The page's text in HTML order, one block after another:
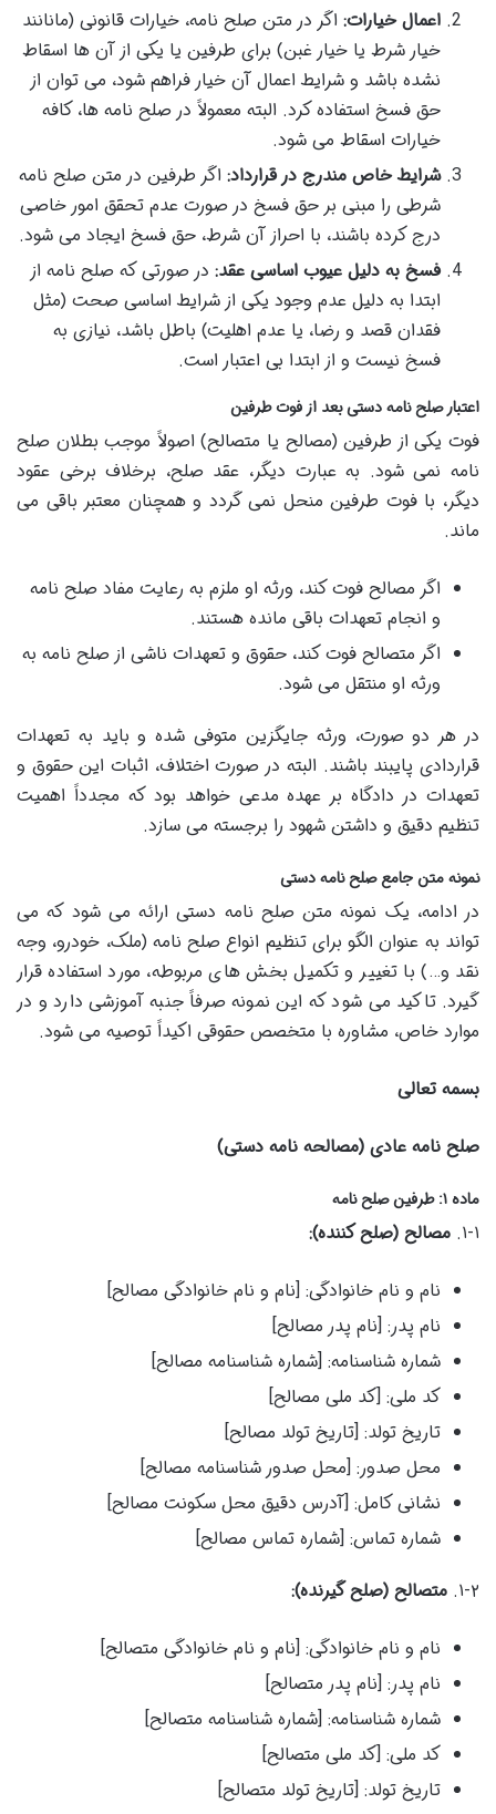
اعمال خیارات: اگر در متن صلح نامه، خیارات قانونی (مانانند
خیار شرط یا خیار غبن) برای طرفین یا یکی از آن ها اسقاط
نشده باشد و شرایط اعمال آن خیار فراهم شود، می توان از
حق فسخ استفاده کرد. البته معمولاً در صلح نامه ها، کافه
خیارات اسقاط می شود.
شرایط خاص مندرج در قرارداد: اگر طرفین در متن صلح نامه
شرطی را مبنی بر حق فسخ در صورت عدم تحقق امور خاصی
درج کرده باشند، با احراز آن شرط، حق فسخ ایجاد می شود.
فسخ به دلیل عیوب اساسی عقد: در صورتی که صلح نامه از
ابتدا به دلیل عدم وجود یکی از شرایط اساسی صحت (مثل
فقدان قصد و رضا، یا عدم اهلیت) باطل باشد، نیازی به
فسخ نیست و از ابتدا بی اعتبار است.
اعتبار صلح نامه دستی بعد از فوت طرفین
فوت یکی از طرفین (مصالح یا متصالح) اصولاً موجب بطلان صلح
نامه نمی شود. به عبارت دیگر، عقد صلح، برخلاف برخی عقود
دیگر، با فوت طرفین منحل نمی گردد و همچنان معتبر باقی می
ماند.
اگر مصالح فوت کند، ورثه او ملزم به رعایت مفاد صلح نامه
و انجام تعهدات باقی مانده هستند.
اگر متصالح فوت کند، حقوق و تعهدات ناشی از صلح نامه به
ورثه او منتقل می شود.
در هر دو صورت، ورثه جایگزین متوفی شده و باید به تعهدات
قراردادی پایبند باشند. البته در صورت اختلاف، اثبات این حقوق و
تعهدات در دادگاه بر عهده مدعی خواهد بود که مجدداً اهمیت
تنظیم دقیق و داشتن شهود را برجسته می سازد.
نمونه متن جامع صلح نامه دستی
در ادامه، یک نمونه متن صلح نامه دستی ارائه می شود که می
تواند به عنوان الگو برای تنظیم انواع صلح نامه (ملک، خودرو، وجه
نقد و…) با تغییر و تکمیل بخش های مربوطه، مورد استفاده قرار
گیرد. تاکید می شود که این نمونه صرفاً جنبه آموزشی دارد و در
موارد خاص، مشاوره با متخصص حقوقی اکیداً توصیه می شود.
بسمه تعالی
صلح نامه عادی (مصالحه نامه دستی)
ماده ۱: طرفین صلح نامه
۱-۱. مصالح (صلح کننده):
نام و نام خانوادگی: [نام و نام خانوادگی مصالح]
نام پدر: [نام پدر مصالح]
شماره شناسنامه: [شماره شناسنامه مصالح]
کد ملی: [کد ملی مصالح]
تاریخ تولد: [تاریخ تولد مصالح]
محل صدور: [محل صدور شناسنامه مصالح]
نشانی کامل: [آدرس دقیق محل سکونت مصالح]
شماره تماس: [شماره تماس مصالح]
۱-۲. متصالح (صلح گیرنده):
نام و نام خانوادگی: [نام و نام خانوادگی متصالح]
نام پدر: [نام پدر متصالح]
شماره شناسنامه: [شماره شناسنامه متصالح]
کد ملی: [کد ملی متصالح]
تاریخ تولد: [تاریخ تولد متصالح]